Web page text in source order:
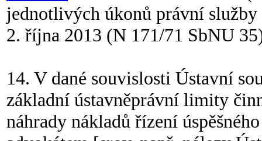
jednotlivých úkonů právní
2. října 2013 (N 171/71 SbNU
14. V dané souvislosti Ústavní
základní ústavněprávní limity
náhrady nákladů řízení